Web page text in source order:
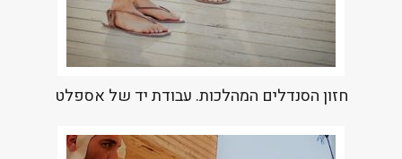
חזון הסנדלים המהלכות. עבודת יד של אספלט